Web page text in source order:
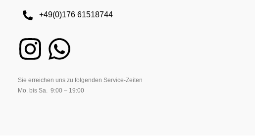
+49(0)176 61518744
Sie erreichen uns zu folgenden Service-Zeiten
Mo. bis Sa. 9:00 – 19:00